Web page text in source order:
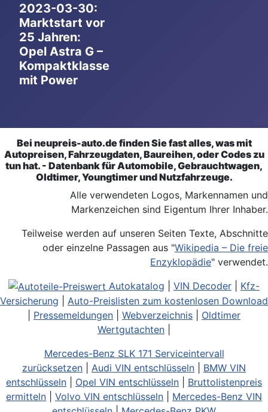
2023-03-30:
Marktstart vor
25 Jahren:
Opel Astra G –
Kompaktklasse
mit Power
Bei neupreis-auto.de finden Sie fast alles, was mit
Autopreisen, Fahrzeugdaten, Baureihen, oder Codes zu
tun hat. - Datenbank für Automobile, Gebrauchtwagen,
Oldtimer, Youngtimer und Nutzfahrzeuge.
Alle verwendeten Logos, Markennamen und
Markenzeichen sind Eigentum Ihrer Inhaber.
Teilweise werden auf unseren Seiten Texte, Abschnitte
oder einzelne Passagen aus "Wikipedia – Die freie
Enzyklopädie" verwendet.
Autokatalog
VIN Decoder
Kfz-
Versicherung
Auto-Preislisten zum kostenlosen Download
Pressemeldungen Webverzeichnis
Oldtimer
Wertgutachten
Mercedes-Benz SLK 171 Serviceintervall
zurücksetzen
Audi VIN entschlüsseln
BMW VIN
entschlüsseln
Opel VIN entschlüsseln
Bruttolistenpreis
ermitteln
Volvo VIN entschlüsseln
Mercedes-Benz VIN